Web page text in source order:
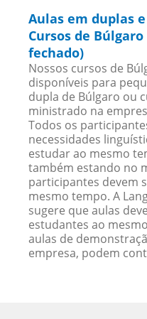
Aulas em duplas
Cursos de
fechado)
Nossos cursos de
disponíveis para
dupla de Búlgaro ou
ministrado na
Todos os
necessidades
estudar ao mesmo
também estando no
participantes devem
mesmo tempo. A
sugere que aulas
estudantes ao
aulas de
empresa, podem